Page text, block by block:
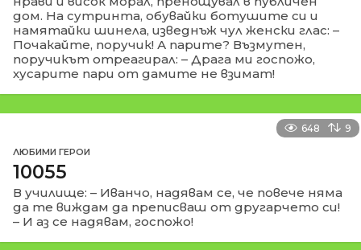
дом. На сутринта, обувайки ботушите си и
намятайки шинела, изведнъж чул женски глас: –
Почакайте, поручик! А парите? Възмутен,
поручикът отреагирал: – Драга ми госпожо,
хусарите пари от дамите не взимат!
648 9
ЛЮБИМИ ГЕРОИ
10055
В училище: – Иванчо, надявам се, че повече няма
да те виждам да преписваш от другарчето си!
– И аз се надявам, госпожо!